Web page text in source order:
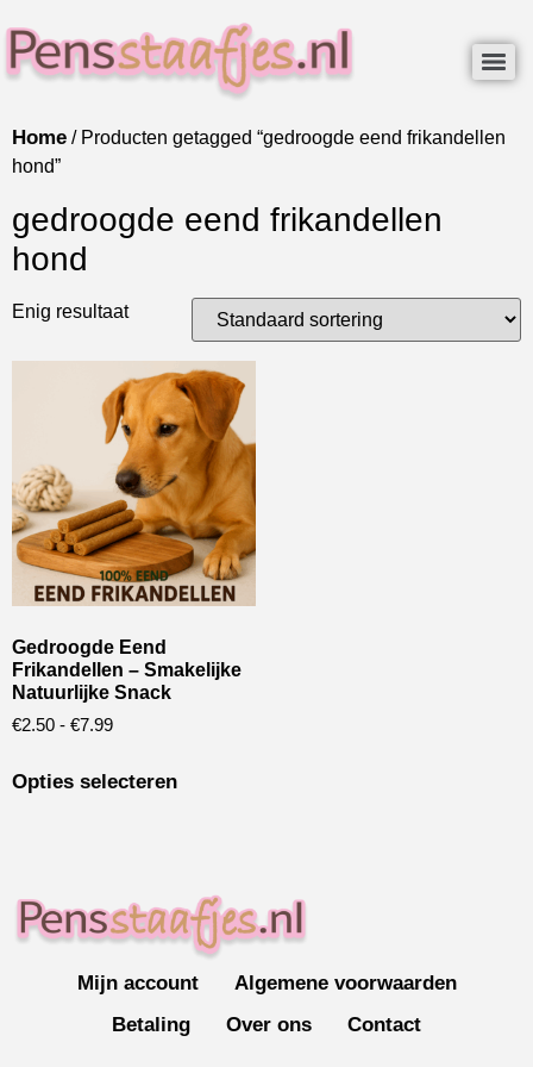
Home / Producten getagged “gedroogde eend frikandellen
hond”
gedroogde eend frikandellen
hond
Enig resultaat
Gedroogde Eend
Frikandellen – Smakelijke
Natuurlijke Snack
€2.50 - €7.99
Opties selecteren
Mijn account
Algemene voorwaarden
Betaling
Over ons Contact